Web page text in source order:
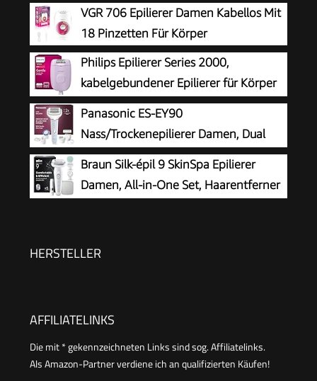
VGR 706 Epilierer Damen Kabellos Mit
18 Pinzetten Für Körper
Philips Epilierer Series 2000,
kabelgebundener Epilierer für Körper
und empfindliche Bereiche, epilieren
und rasieren, Haarentferner für Damen, Modell
BRE237/00
Panasonic ES-EY90
Nass/Trockenepilierer Damen, Dual
Disc mit 60 Pinzetten, 90°
schwenkbarer Kopf, 3 Geschwindigkeiten & LED-
Licht, 30 Min. Betrieb, kabellos, Haarentferner,
Braun Silk-épil 9 SkinSpa Epilierer
Damen, All-in-One Set, Haarentferner
Gesichtshaarentferner — 9-381, Weiß/Silber
HERSTELLER
AFFILIATELINKS
Die mit * gekennzeichneten Links sind sog. Affiliatelinks.
Als Amazon-Partner verdiene ich an qualifizierten Käufen!